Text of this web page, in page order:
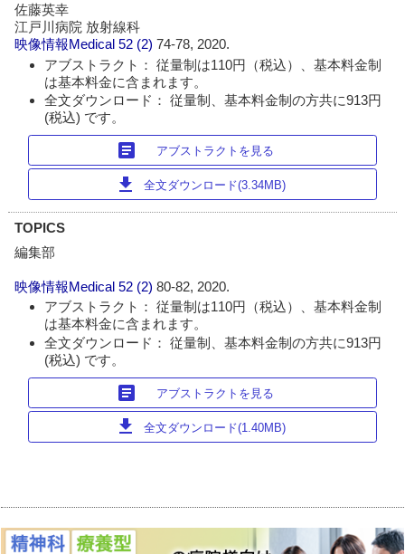
佐藤英幸
江戸川病院 放射線科
映像情報Medical 52 (2)74-78, 2020.
アブストラクト： 従量制は110円（税込）、基本料金制
は基本料金に含まれます。
全文ダウンロード： 従量制、基本料金制の方共に913円
(税込) です。
article アブストラクトを見る
download 全文ダウンロード(3.34MB)
TOPICS
編集部
映像情報Medical 52 (2)80-82, 2020.
アブストラクト： 従量制は110円（税込）、基本料金制
は基本料金に含まれます。
全文ダウンロード： 従量制、基本料金制の方共に913円
(税込) です。
article アブストラクトを見る
download 全文ダウンロード(1.40MB)